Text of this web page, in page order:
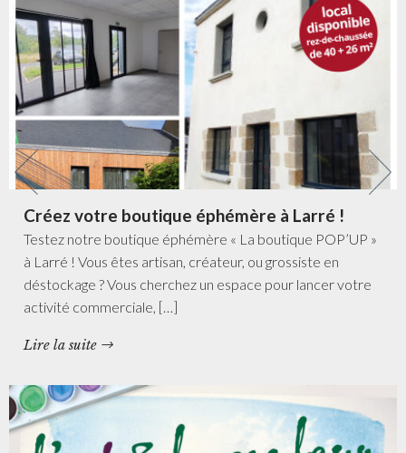
Créez votre boutique éphémère à Larré !
Testez notre boutique éphémère « La boutique POP’UP »
à Larré ! Vous êtes artisan, créateur, ou grossiste en
déstockage ? Vous cherchez un espace pour lancer votre
activité commerciale, […]
Lire la suite